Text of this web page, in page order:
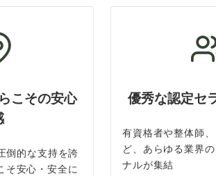
こその安心
倒的な支持を誇
そ安心・安全に
優秀な認定セ
有資格者や整体師
ど、あらゆる業界
ナルが集結